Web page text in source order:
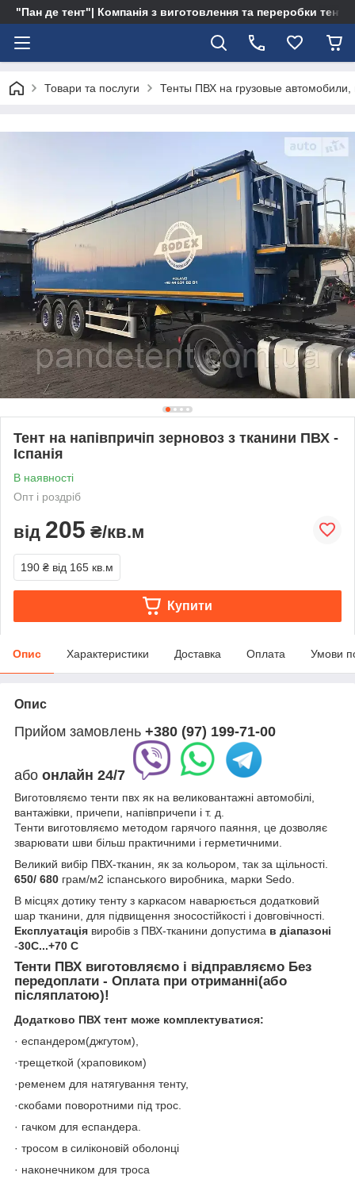
"Пан де тент"| Компанія з виготовлення та переробки тентів
Товари та послуги Тенты ПВХ на грузовые
Тент на напівпричіп зерновоз з тканини ПВХ -
Іспанія
В наявності
Опт і роздріб
від 205 ₴/кв.м
190 ₴ від 165 кв.м
Купити
Опис Характеристики Доставка Оплата Умови
Опис
Прийом замовлень +380 (97) 199-71-00
або онлайн 24/7
Виготовляємо тенти пвх як на великовантажні автомобілі,
вантажівки, причепи, напівпричепи і т. д.
Тенти виготовляємо методом гарячого паяння, це дозволяє
зварювати шви більш практичними і герметичними.
Великий вибір ПВХ-тканин, як за кольором, так за щільності.
650/ 680 грам/м2 іспанського виробника, марки Sedo.
В місцях дотику тенту з каркасом наварюється додатковий
шар тканини, для підвищення зносостійкості і довговічності.
Експлуатація виробів з ПВХ-тканини допустима в діапазоні
-30C...+70 C
Тенти ПВХ виготовляємо і відправляємо Без
передоплати - Оплата при отриманні(або
післяплатою)!
Додатково ПВХ тент може комплектуватися:
· еспандером(джгутом),
·трещеткой (храповиком)
·ременем для натягування тенту,
·скобами поворотними під трос.
· гачком для еспандера.
· тросом в силіконовій оболонці
· наконечником для троса